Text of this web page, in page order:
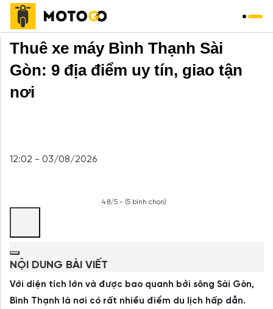
Trang chủ » Thuê xe máy»
Thuê xe máy Bình Thạnh Sài
Gòn: 9 địa điểm uy tín, giao tận
nơi
12:02 - 03/08/2026
4.8/5 - (5 bình chọn)
NỘI DUNG BÀI VIẾT
Với diện tích lớn và được bao quanh bởi sông Sài Gòn,
Bình Thạnh là nơi có rất nhiều điểm du lịch hấp dẫn.